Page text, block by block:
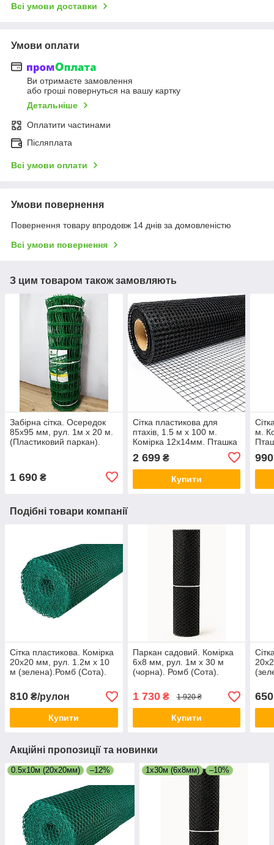
Всі умови доставки
Умови оплати
Ви отримаєте замовлення
або гроші повернуться на вашу картку
Детальніше
Оплатити частинами
Післяплата
Всі умови оплати
Умови повернення
Повернення товару впродовж 14 днів за домовленістю
Всі умови повернення
З цим товаром також замовляють
Забірна сітка. Осередок
85х95 мм, рул. 1м х 20 м.
(Пластиковий паркан).
1 690 ₴
Сітка пластикова для
птахів, 1.5 м х 100 м.
Комірка 12х14мм. Пташка
захисту ягід). Колір :
Чорний.
2 699₴
Купити
м.
990
Подібні товари компанії
Сітка пластикова. Комірка
20х20 мм, рул. 1.2м х 10
м (зелена).Ромб (Сота).
810 ₴/рулон
Купити
Паркан садовий. Комірка
6х8 мм, рул. 1м х 30 м
(чорна). Ромб (Сота).
1 730₴ 1 920 ₴
Купити
650
Акційні пропозиції та новинки
0.5х10м (20х20мм) –12% 1х30м (6х8мм) –10%